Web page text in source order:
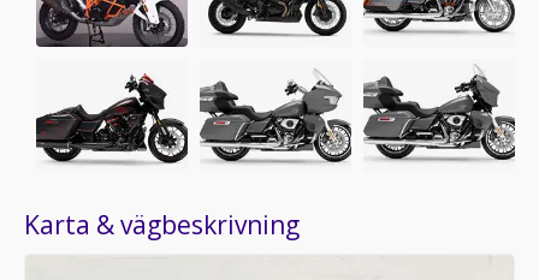
Karta & vägbeskrivning